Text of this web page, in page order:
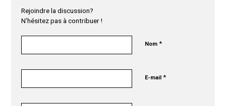
Rejoindre la discussion?
N’hésitez pas à contribuer !
Nom*
E-mail*